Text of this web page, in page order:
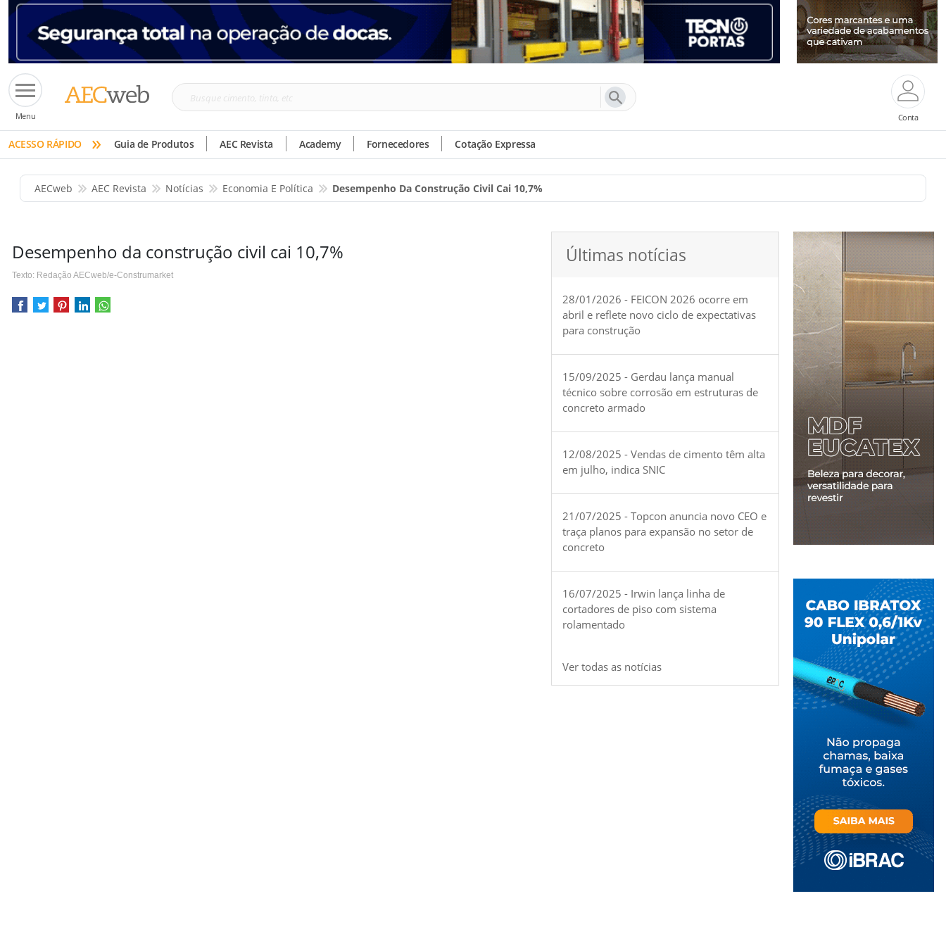
Menu
Busque
tinta,
etc
Conta
ACESSO RÁPIDO » Guia de Produtos AEC Revista Academy Fornecedores Cotação Expressa
AECweb AEC Revista Notícias Economia E Política Desempenho Da Construção Civil Cai 10,7%
Desempenho da construção civil cai 10,7%
Texto: Redação AECweb/e-Construmarket
Últimas notícias
28/01/2026 - FEICON 2026 ocorre em
abril e reflete novo ciclo de expectativas
para construção
15/09/2025 - Gerdau lança manual
técnico sobre corrosão em estruturas de
concreto armado
12/08/2025 - Vendas de cimento têm alta
em julho, indica SNIC
21/07/2025 - Topcon anuncia novo CEO e
traça planos para expansão no setor de
concreto
16/07/2025 - Irwin lança linha de
cortadores de piso com sistema
rolamentado
Ver todas as notícias